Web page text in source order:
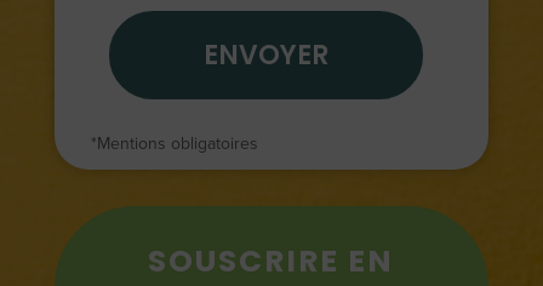
ENVOYER
*Mentions obligatoires
SOUSCRIRE EN